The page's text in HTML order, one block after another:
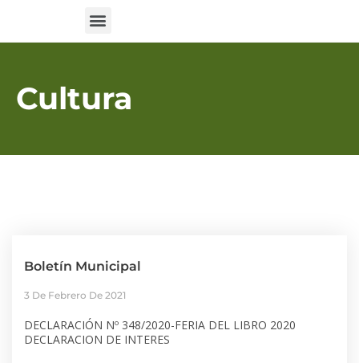
Cultura
Boletín Municipal
3 De Febrero De 2021
DECLARACIÓN Nº 348/2020-FERIA DEL LIBRO 2020
DECLARACION DE INTERES